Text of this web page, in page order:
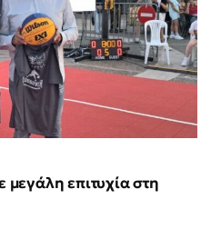
μεγάλη επιτυχία στη